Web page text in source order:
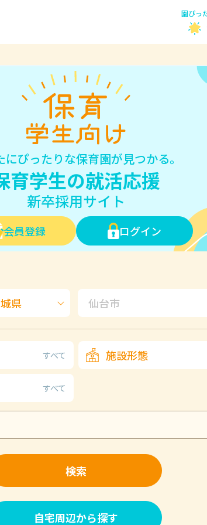
園ぴっ
にぴったりな保育園が見つかる。
育学生の就活応援
新卒採用サイト
会員登録 ログイン
すべて 施設形態
すべて
検索
自宅周辺から探す